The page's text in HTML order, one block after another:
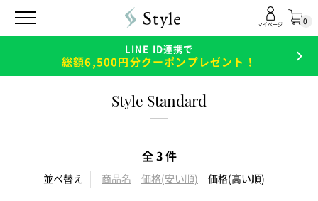
0
マイページ
LINE ID連携で
総額6,500円分クーポンプレゼント！
Style Standard
全 3 件
並べ替え 商品名 価格(安い順) 価格(高い順)